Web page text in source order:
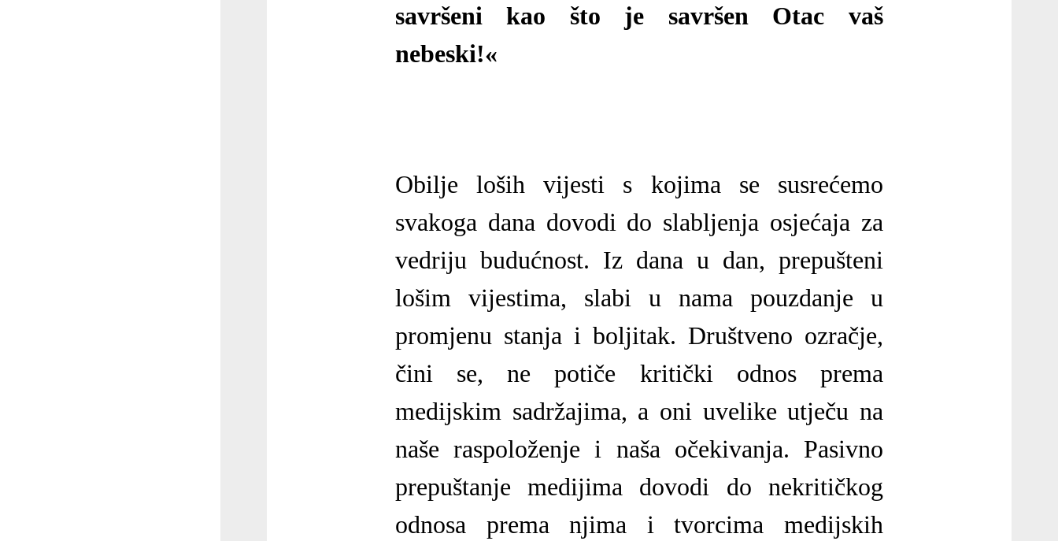
savršeni kao što je savršen Otac vaš
nebeski!«
Obilje loših vijesti s kojima se susrećemo
svakoga dana dovodi do slabljenja osjećaja za
vedriju budućnost. Iz dana u dan, prepušteni
lošim vijestima, slabi u nama pouzdanje u
promjenu stanja i boljitak. Društveno ozračje,
čini se, ne potiče kritički odnos prema
medijskim sadržajima, a oni uvelike utječu na
naše raspoloženje i naša očekivanja. Pasivno
prepuštanje medijima dovodi do nekritičkog
odnosa prema njima i tvorcima medijskih